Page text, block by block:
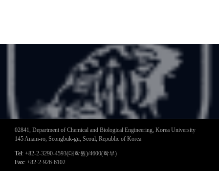
02841, Department of Chemical and Biological Engineering, Korea University
145 Anam-ro, Seongbuk-gu, Seoul, Republic of Korea
Tel: +82-2-3290-4593(대학원)/4600(학부)
Fax: +82-2-926-6102